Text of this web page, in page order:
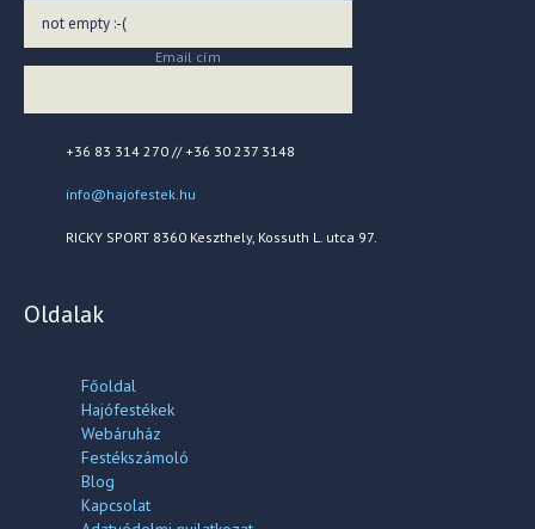
Email cím
+36 83 314 270 // +36 30 237 3148
info@hajofestek.hu
RICKY SPORT 8360 Keszthely, Kossuth L. utca 97.
Oldalak
Főoldal
Hajófestékek
Webáruház
Festékszámoló
Blog
Kapcsolat